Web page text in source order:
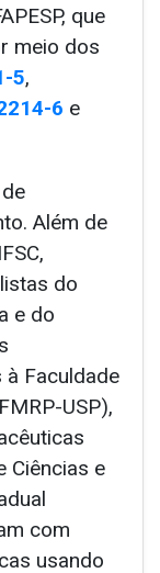
que
meio dos
5,
6 e
Além de
do
e do
à Faculdade
USP),
Ciências e
com
usando